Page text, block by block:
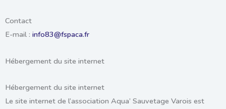
Contact
E-mail : info83@fspaca.fr
Hébergement du site internet
Hébergement du site internet
Le site internet de l’association Aqua’ Sauvetage Varois est